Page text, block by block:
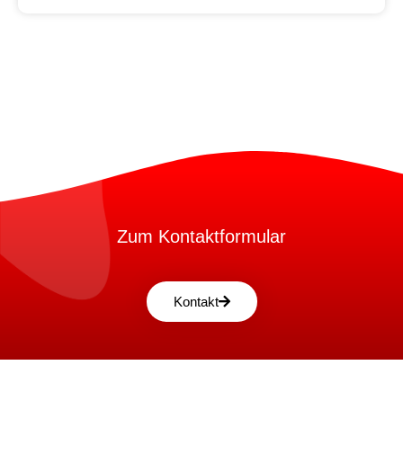
Zum Kontaktformular
Kontakt